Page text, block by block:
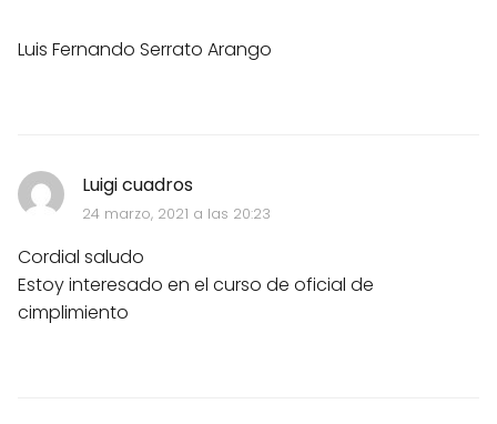
Luis Fernando Serrato Arango
Luigi cuadros
24 marzo, 2021 a las 20:23
Cordial saludo
Estoy interesado en el curso de oficial de
cimplimiento